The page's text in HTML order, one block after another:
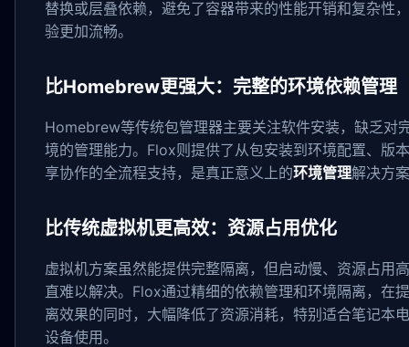
替换或层叠依赖，避免了容器带来的性能开销和复杂性
验更加流畅。
比Homebrew更强大：完整的环境依赖管理
Homebrew等传统包管理器主要关注软件安装，缺乏对
境的管理能力。Flox则提供了从包安装到环境配置、版
享协作的全流程支持，是真正意义上的环境管理解决方
比传统虚拟机更高效：资源占用优化
虚拟机方案虽然能提供完整隔离，但启动慢、资源占用
直难以解决。Flox通过精细的依赖管理和环境隔离，在
离效果的同时，大幅降低了资源消耗，特别适合笔记本
设备使用。